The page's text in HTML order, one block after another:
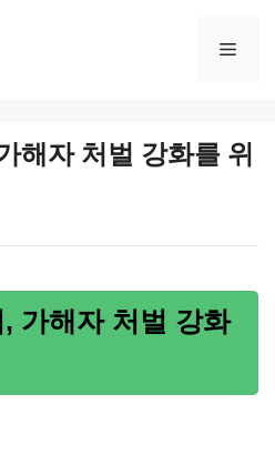
해자 처벌 강화를 위
가해자 처벌 강화